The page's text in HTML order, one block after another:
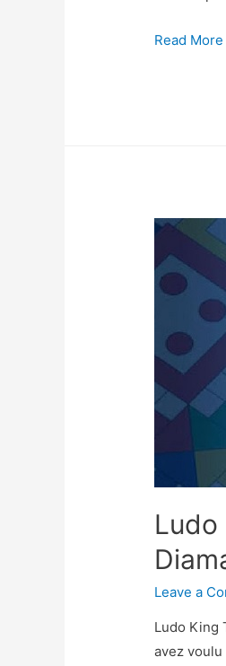
Merge
et
Pieces
Gratuit
Read More
Ludo
Leave a
Ludo King
avez